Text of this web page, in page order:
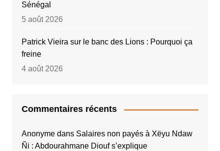
Sénégal
5 août 2026
Patrick Vieira sur le banc des Lions : Pourquoi ça
freine
4 août 2026
Commentaires récents
Anonymedans Salaires non payés à Xëyu Ndaw
Ñi : Abdourahmane Diouf s’explique